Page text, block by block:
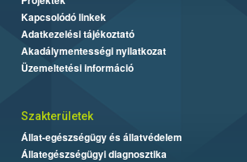
Kapcsolódó linkek
Adatkezelési tájékoztató
Akadálymentességi nyilatkozat
Üzemeltetési információ
Szakterületek
Állat-egészségügy és állatvédelem
Állategészségügyi diagnosztika